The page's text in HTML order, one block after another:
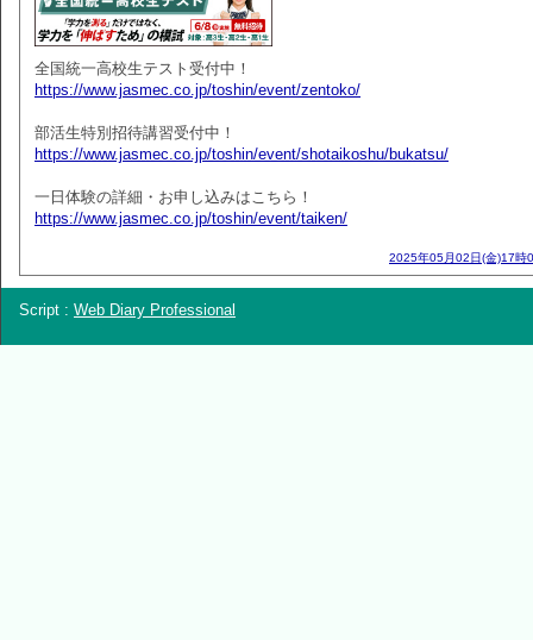
全国統一高校生テスト受付中！
https://www.jasmec.co.jp/toshin/event/zentoko/
部活生特別招待講習受付中！
https://www.jasmec.co.jp/toshin/event/shotaikoshu/bukatsu/
一日体験の詳細・お申し込みはこちら！
https://www.jasmec.co.jp/toshin/event/taiken/
2025年05月02日(金)17時
Script : Web Diary Professional